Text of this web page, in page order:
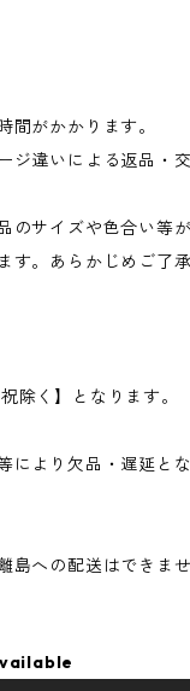
がかかります。
ジ違いによる返品・
のサイズや色合い等
す。あらかじめご了
く】となります。
により欠品・遅延と
島への配送はできませ